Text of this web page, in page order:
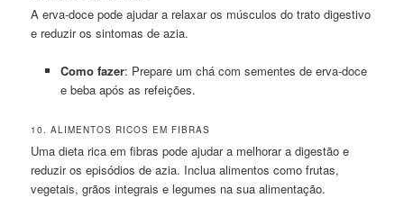
A erva-doce pode ajudar a relaxar os músculos do trato digestivo
e reduzir os sintomas de azia.
Como fazer: Prepare um chá com sementes de erva-doce
e beba após as refeições.
10. ALIMENTOS RICOS EM FIBRAS
Uma dieta rica em fibras pode ajudar a melhorar a digestão e
reduzir os episódios de azia. Inclua alimentos como frutas,
vegetais, grãos integrais e legumes na sua alimentação.